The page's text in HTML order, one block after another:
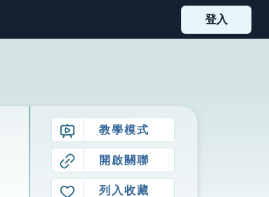
登入
教學模式
開啟關聯
列入收藏